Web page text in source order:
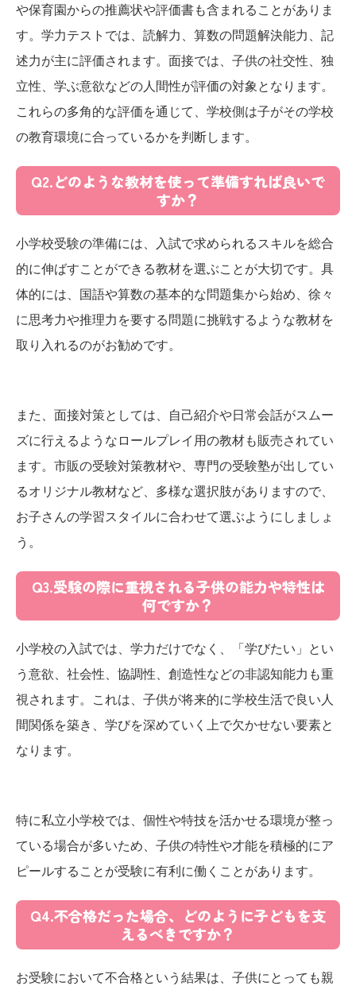
や保育園からの推薦状や評価書も含まれることがありま
す。学力テストでは、読解力、算数の問題解決能力、記
述力が主に評価されます。面接では、子供の社交性、独
立性、学ぶ意欲などの人間性が評価の対象となります。
これらの多角的な評価を通じて、学校側は子がその学校
の教育環境に合っているかを判断します。
Q2.どのような教材を使って準備すれば良いで
すか？
小学校受験の準備には、入試で求められるスキルを総合
的に伸ばすことができる教材を選ぶことが大切です。具
体的には、国語や算数の基本的な問題集から始め、徐々
に思考力や推理力を要する問題に挑戦するような教材を
取り入れるのがお勧めです。
また、面接対策としては、自己紹介や日常会話がスムー
ズに行えるようなロールプレイ用の教材も販売されてい
ます。市販の受験対策教材や、専門の受験塾が出してい
るオリジナル教材など、多様な選択肢がありますので、
お子さんの学習スタイルに合わせて選ぶようにしましょ
う。
Q3.受験の際に重視される子供の能力や特性は
何ですか？
小学校の入試では、学力だけでなく、「学びたい」とい
う意欲、社会性、協調性、創造性などの非認知能力も重
視されます。これは、子供が将来的に学校生活で良い人
間関係を築き、学びを深めていく上で欠かせない要素と
なります。
特に私立小学校では、個性や特技を活かせる環境が整っ
ている場合が多いため、子供の特性や才能を積極的にア
ピールすることが受験に有利に働くことがあります。
Q4.不合格だった場合、どのように子どもを支
えるべきですか？
お受験において不合格という結果は、子供にとっても親